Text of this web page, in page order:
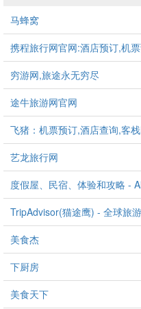
马蜂窝
携程旅行网官网:酒店预订,机
穷游网,旅途永无穷尽
途牛旅游网官网
飞猪：机票预订,酒店查询,客
艺龙旅行网
度假屋、民宿、体验和攻略 -
TripAdvisor(猫途鹰) - 全球旅
美食杰
下厨房
美食天下